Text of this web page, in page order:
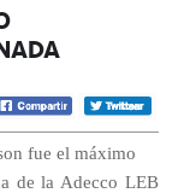
fue el máximo
de la Adecco LEB